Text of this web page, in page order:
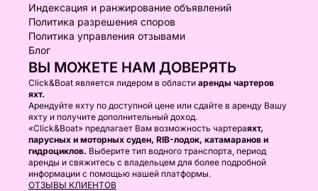
Индексация и ранжирование объявлений
Политика разрешения споров
Политика управления отзывами
Блог
ВЫ МОЖЕТЕ НАМ ДОВЕРЯТЬ
Click&Boat является лидером в области аренды чартеров
яхт.
Арендуйте яхту по доступной цене или сдайте в аренду Вашу
яхту и получите дополнительный доход.
«Click&Boat» предлагает Вам возможность чартераяхт,
парусных и моторных суден, RIB-лодок, катамаранов и
гидроциклов. Выберите тип водного транспорта, период
аренды и свяжитесь с владельцем для более подробной
информации с помощью нашей платформы.
ОТЗЫВЫ КЛИЕНТОВ